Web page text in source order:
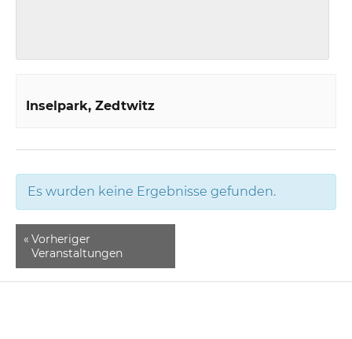
Inselpark Zedtwitz
Es wurden keine Ergebnisse gefunden.
« Vorheriger
Veranstaltungen